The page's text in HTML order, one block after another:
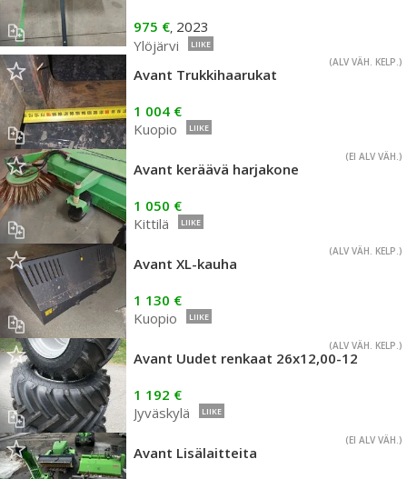
975 €, 2023
Ylöjärvi
LIIKE
(ALV VÄH. KELP.)
Avant Trukkihaarukat
1 004 €
Kuopio
LIIKE
(EI ALV VÄH.)
Avant keräävä harjakone
1 050 €
Kittilä
LIIKE
(ALV VÄH. KELP.)
Avant XL-kauha
1 130 €
Kuopio
LIIKE
(ALV VÄH. KELP.)
Avant Uudet renkaat 26x12,00-12
1 192 €
Jyväskylä
LIIKE
(EI ALV VÄH.)
Avant Lisälaitteita